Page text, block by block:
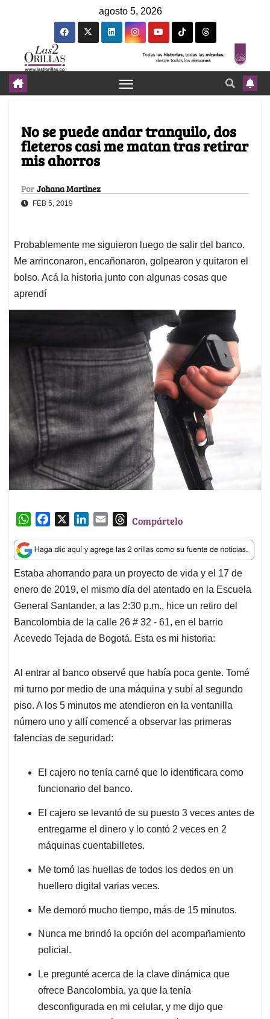
agosto 5, 2026
No se puede andar tranquilo, dos
fleteros casi me matan tras retirar
mis ahorros
Por Johana Martinez
FEB 5, 2019
Probablemente me siguieron luego de salir del banco.
Me arrinconaron, encañonaron, golpearon y quitaron el
bolso. Acá la historia junto con algunas cosas que
aprendí
W
a
t
s
A
p
p
c
e
b
o
o
k
n
k
e
d
I
n
a
i
l
T
r
e
a
d
s
Compártelo
Estaba ahorrando para un proyecto de vida y el 17 de
enero de 2019, el mismo día del atentado en la Escuela
General Santander, a las 2:30 p.m., hice un retiro del
Bancolombia de la calle 26 # 32 - 61, en el barrio
Acevedo Tejada de Bogotá. Esta es mi historia:
Al entrar al banco observé que había poca gente. Tomé
mi turno por medio de una máquina y subí al segundo
piso. A los 5 minutos me atendieron en la ventanilla
número uno y allí comencé a observar las primeras
falencias de seguridad:
El cajero no tenía carné que lo identificara como
funcionario del banco.
El cajero se levantó de su puesto 3 veces antes de
entregarme el dinero y lo contó 2 veces en 2
máquinas cuentabilletes.
Me tomó las huellas de todos los dedos en un
huellero digital varias veces.
Me demoró mucho tiempo, más de 15 minutos.
Nunca me brindó la opción del acompañamiento
policial.
Le pregunté acerca de la clave dinámica que
ofrece Bancolombia, ya que la tenía
desconfigurada en mi celular, y me dijo que